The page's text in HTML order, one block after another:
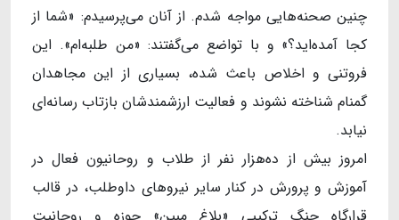
چنین صحنه‌هایی مواجه شدم. از آنان می‌پرسیدم: «شما از
کجا آمده‌اید؟» و با تواضع می‌گفتند: «من طلبه‌ام». این
فروتنی و اخلاص باعث شده، بسیاری از این مجاهدان
گمنام شناخته نشوند و فعالیت ارزشمندشان بازتاب رسانه‌ای
نیابد.
امروز بیش از ده‌هزار نفر از طلاب و روحانیون فعال در
آموزش و پرورش در کنار سایر نیروهای داوطلب، در قالب